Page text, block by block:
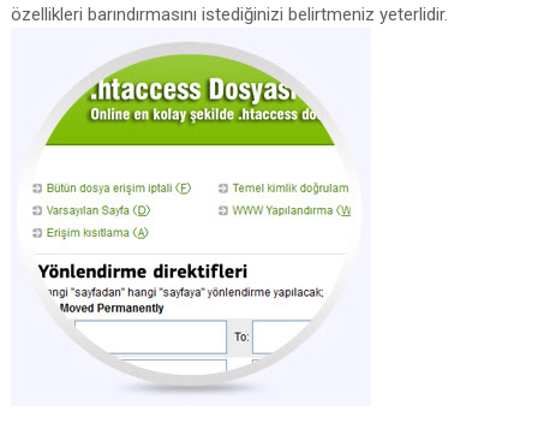
özellikleri barındırmasını istediğinizi belirtmeniz yeterlidir.